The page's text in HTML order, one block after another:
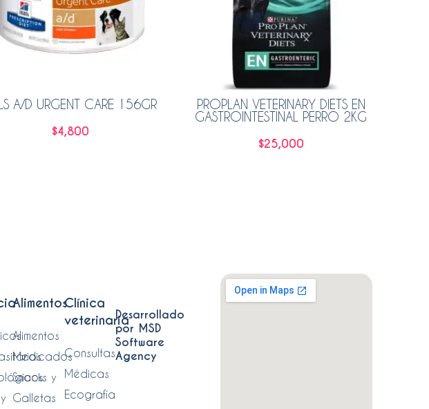
A/D URGENT CARE 156GR
$4,800
PROPLAN VETERINARY DIETS EN
GASTROINTESTINAL PERRO 2KG
$25,000
Alimentos
Alimentos
Medicados
Snacks y
Galletas
Clínica
veterinaria
Consultas
Médicas
Ecografía
Desarrollado
por MSD
Software
Agency